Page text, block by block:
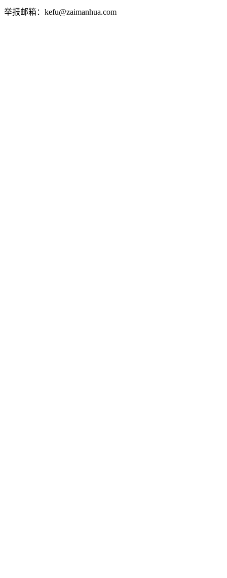
举报邮箱：kefu@zaimanhua.com